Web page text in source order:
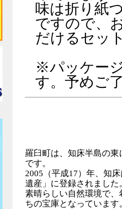
味は折り紙
ですので、
だけるセッ
※パッケー
す。予めご
羅臼町は、知床半島の東
です。
2005（平成17）年、知
遺産」に登録されました
素晴らしい自然環境で、
ちの宝庫となっています